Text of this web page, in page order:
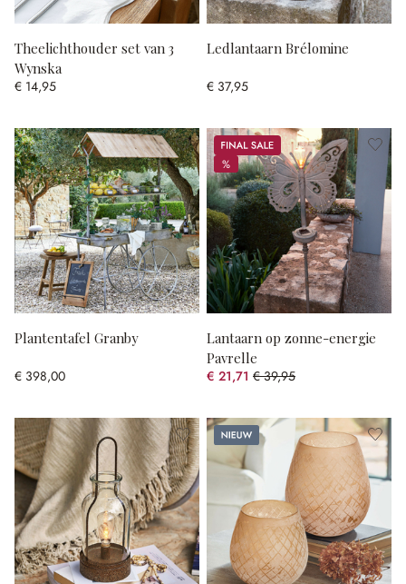
Theelichthouder set van 3
Wynska
€ 14,95
Ledlantaarn Brélomine
€ 37,95
Plantentafel Granby
€ 398,00
Sale
%
%
Lantaarn op zonne-energie
Pavrelle
€ 21,71 € 39,95
(45.66% gespart)
Nieuw